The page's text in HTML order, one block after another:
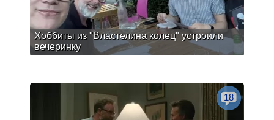
Хоббиты из "Властелина колец" устроили
вечеринку
18